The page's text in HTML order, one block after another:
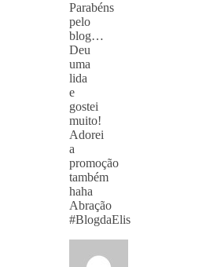
Parabéns
pelo
blog…
Deu
uma
lida
e
gostei
muito!
Adorei
a
promoção
também
haha
Abração
#BlogdaElis